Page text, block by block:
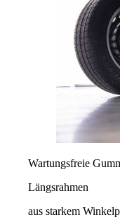
Wartungsfreie
Längsrahmen
aus starkem